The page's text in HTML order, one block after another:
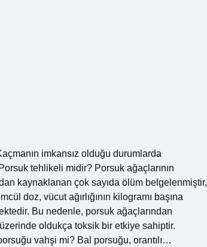
imkansız olduğu durumlarda
tehlikeli midir? Porsuk ağaçlarının
kaynaklanan çok sayıda ölüm belgelenmiştir,
doz, vücut ağırlığının kilogramı başına
Bu nedenle, porsuk ağaçlarından
oldukça toksik bir etkiye sahiptir.
vahşi mi? Bal porsuğu, orantılı…